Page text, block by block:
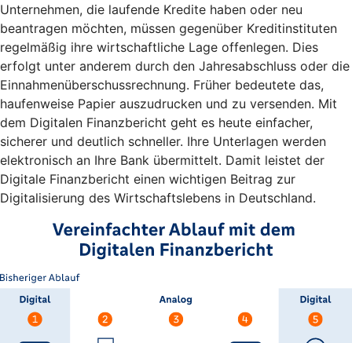
Unternehmen, die laufende Kredite haben oder neu
beantragen möchten, müssen gegenüber Kreditinstituten
regelmäßig ihre wirtschaftliche Lage offenlegen. Dies
erfolgt unter anderem durch den Jahresabschluss oder die
Einnahmenüberschussrechnung. Früher bedeutete das,
haufenweise Papier auszudrucken und zu versenden. Mit
dem Digitalen Finanzbericht geht es heute einfacher,
sicherer und deutlich schneller. Ihre Unterlagen werden
elektronisch an Ihre Bank übermittelt. Damit leistet der
Digitale Finanzbericht einen wichtigen Beitrag zur
Digitalisierung des Wirtschaftslebens in Deutschland.